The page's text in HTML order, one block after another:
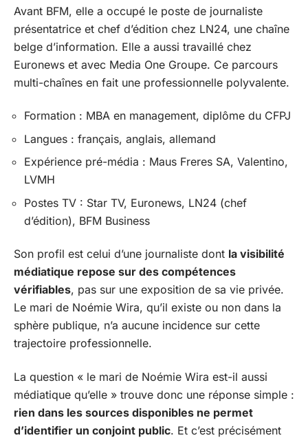
Avant BFM, elle a occupé le poste de journaliste
présentatrice et chef d’édition chez LN24, une chaîne
belge d’information. Elle a aussi travaillé chez
Euronews et avec Media One Groupe. Ce parcours
multi-chaînes en fait une professionnelle polyvalente.
Formation : MBA en management, diplôme du CFPJ
Langues : français, anglais, allemand
Expérience pré-média : Maus Freres SA, Valentino,
LVMH
Postes TV : Star TV, Euronews, LN24 (chef
d’édition), BFM Business
Son profil est celui d’une journaliste dont la visibilité
médiatique repose sur des compétences
vérifiables, pas sur une exposition de sa vie privée.
Le mari de Noémie Wira, qu’il existe ou non dans la
sphère publique, n’a aucune incidence sur cette
trajectoire professionnelle.
La question « le mari de Noémie Wira est-il aussi
médiatique qu’elle » trouve donc une réponse simple :
rien dans les sources disponibles ne permet
d’identifier un conjoint public. Et c’est précisément